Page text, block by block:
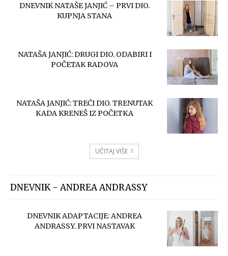
DNEVNIK NATAŠE JANJIĆ – PRVI DIO.
KUPNJA STANA
NATAŠA JANJIĆ: DRUGI DIO. ODABIRI I
POČETAK RADOVA
NATAŠA JANJIĆ: TREĆI DIO. TRENUTAK
KADA KRENEŠ IZ POČETKA
UČITAJ VIŠE
DNEVNIK - ANDREA ANDRASSY
DNEVNIK ADAPTACIJE: ANDREA
ANDRASSY. PRVI NASTAVAK